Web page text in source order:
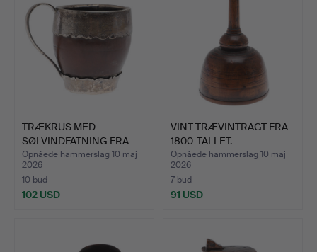
TRÆKRUS MED
SØLVINDFATNING FRA
1700-TALLET.
Opnåede hammerslag 10 maj
2026
10 bud
102 USD
VINT TRÆVINTRAGT FRA
1800-TALLET.
Opnåede hammerslag 10 maj
2026
7 bud
91 USD